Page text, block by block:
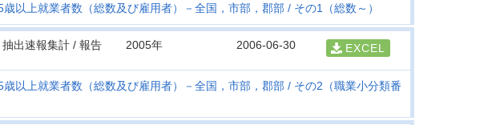
以上就業者数（総数及び雇用者）－全国，市部，郡部 その1（総数～）
出速報集計 / 報告
2005年 2006-06-30 EXCEL
以上就業者数（総数及び雇用者）－全国，市部，郡部
その2（職業小分類番